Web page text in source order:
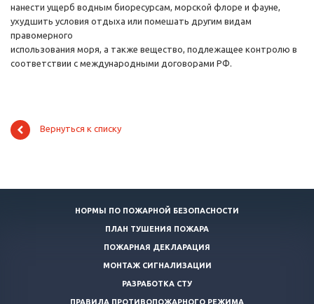
нанести ущерб водным биоресурсам, морской флоре и фауне,
ухудшить условия отдыха или помешать другим видам
правомерного
использования моря, а также вещество, подлежащее контролю в
соответствии с международными договорами РФ.
Вернуться к списку
НОРМЫ ПО ПОЖАРНОЙ БЕЗОПАСНОСТИ
ПЛАН ТУШЕНИЯ ПОЖАРА
ПОЖАРНАЯ ДЕКЛАРАЦИЯ
МОНТАЖ СИГНАЛИЗАЦИИ
РАЗРАБОТКА СТУ
ПРАВИЛА ПРОТИВОПОЖАРНОГО РЕЖИМА